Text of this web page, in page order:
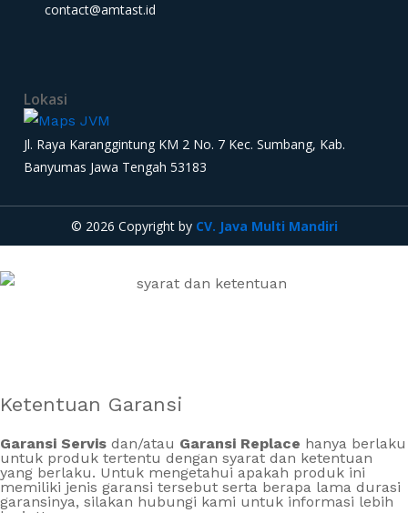
contact@amtast.id
Lokasi
Jl. Raya Karanggintung KM 2 No. 7 Kec. Sumbang, Kab.
Banyumas Jawa Tengah 53183
© 2026 Copyright by CV. Java Multi Mandiri
Ketentuan Garansi
Garansi Servis dan/atau Garansi Replace hanya berlaku
untuk produk tertentu dengan syarat dan ketentuan
yang berlaku. Untuk mengetahui apakah produk ini
memiliki jenis garansi tersebut serta berapa lama durasi
garansinya, silakan hubungi kami untuk informasi lebih